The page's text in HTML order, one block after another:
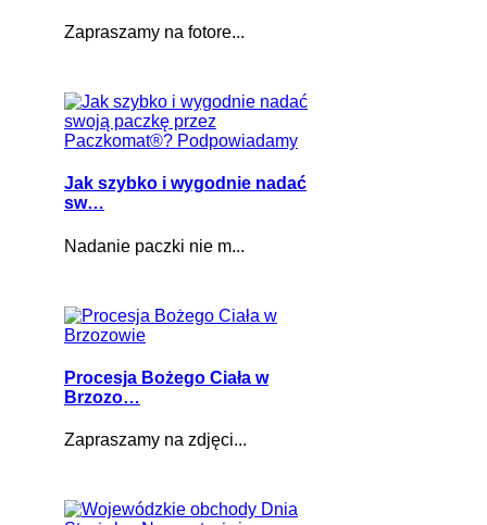
Zapraszamy na fotore...
Jak szybko i wygodnie nadać
sw…
Nadanie paczki nie m...
Procesja Bożego Ciała w
Brzozo…
Zapraszamy na zdjęci...